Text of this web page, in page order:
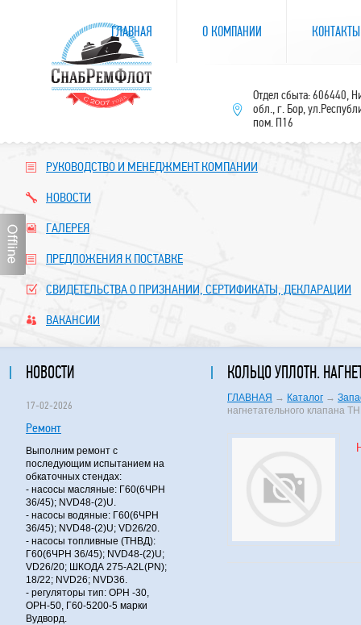
РУКОВОДСТВО И МЕНЕДЖМЕНТ КОМПАНИИ
НОВОСТИ
ГАЛЕРЕЯ
ПРЕДЛОЖЕНИЯ К ПОСТАВКЕ
СВИДЕТЕЛЬСТВА О ПРИЗНАНИИ, СЕРТИФИКАТЫ, ДЕКЛАРАЦИИ
ВАКАНСИИ
НОВОСТИ
17-02-2026
Ремонт
Выполним ремонт с
последующим испытанием на
обкаточных стендах:
- насосы масляные: Г60(6ЧРН
36/45); NVD48-(2)U.
- насосы водяные: Г60(6ЧРН
36/45); NVD48-(2)U; VD26/20.
- насосы топливные (ТНВД):
Г60(6ЧРН 36/45); NVD48-(2)U;
VD26/20; ШКОДА 275-A2L(PN);
18/22; NVD26; NVD36.
- регуляторы тип: ОРН -30,
ОРН-50, Г60-5200-5 марки
Вудворд.
КОЛЬЦО УПЛОТН.
ГЛАВНАЯ → Каталог →
нагнетательного клапана
ГЛАВНАЯ О КОМПАНИИ КОНТАКТЫ
Отдел сбыта: 606440,
обл., г. Бор,
пом. П16